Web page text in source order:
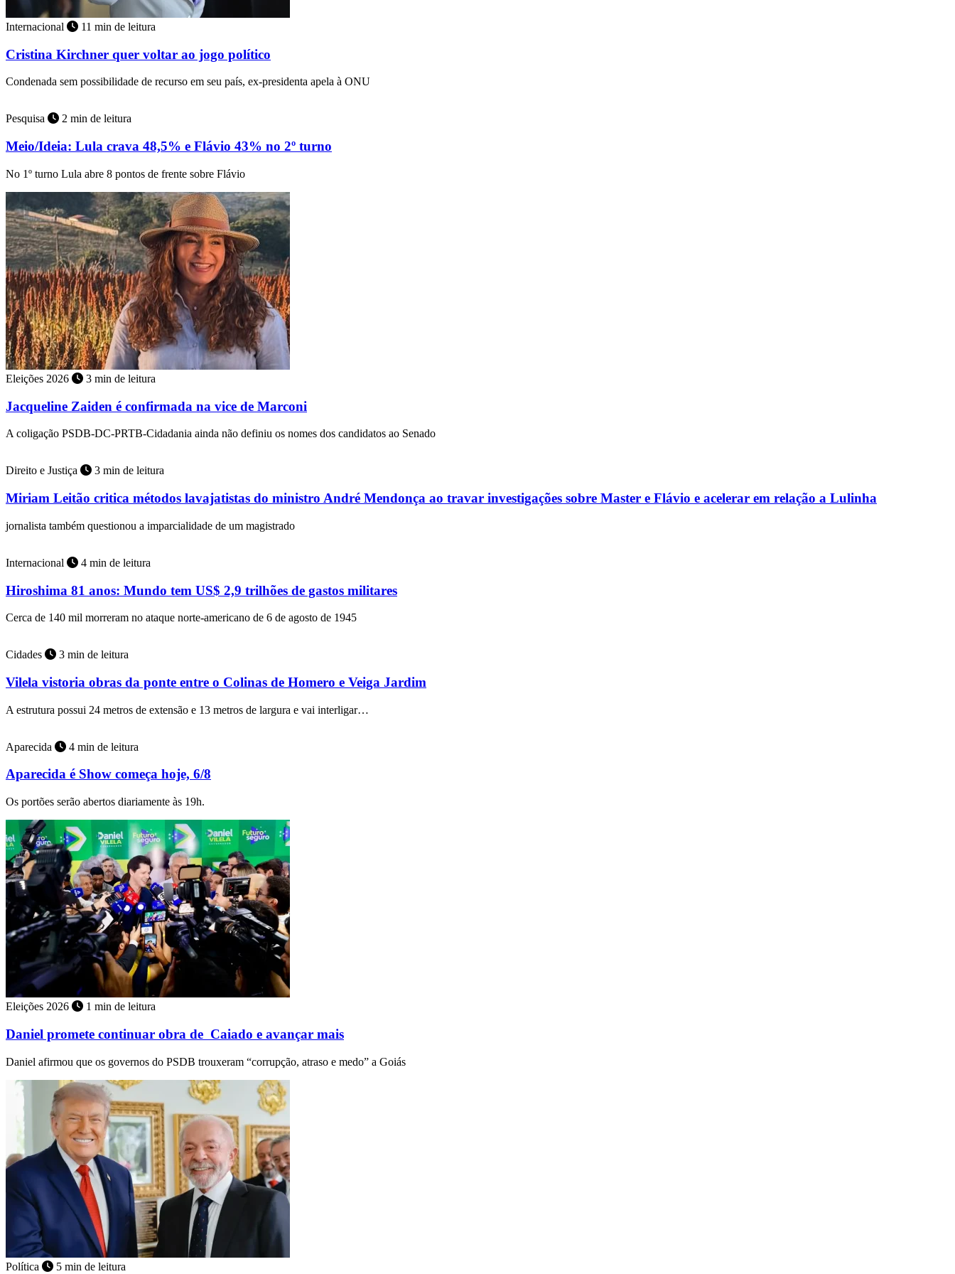
Internacional 11 min de leitura
Cristina Kirchner quer voltar ao jogo político
Condenada sem possibilidade de recurso em seu país, ex-presidenta apela à ONU
Pesquisa 2 min de leitura
Meio/Ideia: Lula crava 48,5% e Flávio 43% no 2º turno
No 1º turno Lula abre 8 pontos de frente sobre Flávio
Eleições 2026 3 min de leitura
Jacqueline Zaiden é confirmada na vice de Marconi
A coligação PSDB-DC-PRTB-Cidadania ainda não definiu os nomes dos candidatos ao Senado
Direito e Justiça 3 min de leitura
Miriam Leitão critica métodos lavajatistas do ministro André Mendonça ao travar investigações sobre Master e Flávio e acelerar em relação a Lulinha
jornalista também questionou a imparcialidade de um magistrado
Internacional 4 min de leitura
Hiroshima 81 anos: Mundo tem US$ 2,9 trilhões de gastos militares
Cerca de 140 mil morreram no ataque norte-americano de 6 de agosto de 1945
Cidades 3 min de leitura
Vilela vistoria obras da ponte entre o Colinas de Homero e Veiga Jardim
A estrutura possui 24 metros de extensão e 13 metros de largura e vai interligar…
Aparecida 4 min de leitura
Aparecida é Show começa hoje, 6/8
Os portões serão abertos diariamente às 19h.
Eleições 2026 1 min de leitura
Daniel promete continuar obra de Caiado e avançar mais
Daniel afirmou que os governos do PSDB trouxeram “corrupção, atraso e medo” a Goiás
Política 5 min de leitura